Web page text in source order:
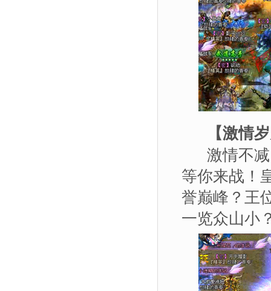
【激情
激情不减
等你来战！
誉巅峰？王
一览众山小